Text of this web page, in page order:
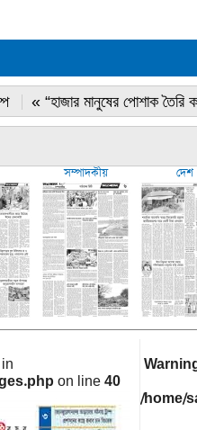
« “হাজার মানুষের পোশাক তৈরি
সম্পাদকীয় দেশ
on line 40
/home/